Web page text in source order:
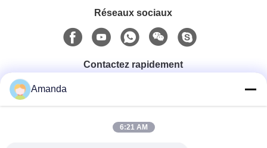
Réseaux sociaux
Contactez rapidement
0086-15556982932
Amanda
6:21 AM